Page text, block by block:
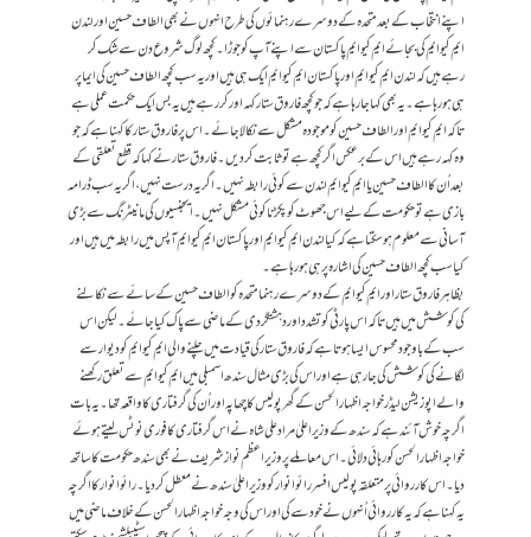
اپنے انتخاب کے بعد متحدہ کے دوسرے رہنمائوں کی طرح انہوں نے بھی الطاف حسین اور لندن
ایم کیو ایم کی بجائے ایم کیو ایم پاکستان سے اپنے آپ کو جوڑا۔ کچھ لوگ شروع دن سے شک کر
رہے ہیں کہ لندن ایم کیو ایم اور پاکستان ایم کیو ایم ایک ہی ہیں اور یہ سب کچھ الطاف حسین کی ایما پر
ہی ہو رہا ہے۔ یہ بھی کہا جا رہا ہے کہ جو کچھ فاروق ستار کہہ اور کر رہے ہیں یہ بس ایک حکمت عملی ہے
تا کہ ایم کیو ایم اور الطاف حسین کو موجودہ مشکل سے نکالا جائے۔اس پر فاروق ستار کا کہنا ہے کہ جو
وہ کہہ رہے ہیں اس کے برعکس اگر کچھ ہے تو ثابت کر دیں۔ فاروق ستار نے کہا کہ قطع تعلقی کے
بعد اُن کا الطاف حسین یا ایم کیو ایم لندن سے کوئی رابطہ نہیں۔ اگریہ درست نہیں، اگر یہ سب ڈرامہ
بازی ہے تو حکومت کے لیے اس جھوٹ کو پکڑنا کوئی مشکل نہیں۔ ایجنسیوں کی مانیٹرنگ سے بڑی
آسانی سے معلوم ہو سکتا ہے کہ کیا لندن ایم کیو ایم اور پاکستان ایم کیو ایم آپس میں رابطہ میں ہیں اور
کیا سب کچھ الطاف حسین کی اشارہ پر ہی ہو رہا ہے۔
بظاہرفاروق ستار اور ایم کیو ایم کے دوسرے رہنما متحدہ کو الطاف حسین کے سائے سے نکالنے
کی کوشش میں ہیں تا کہ اس پارٹی کو تشدد اور دہشتگردی کے ماضی سے پاک کیا جائے۔ لیکن اس
سب کے باوجود محسوس ایسا ہوتا ہے کہ فاروق ستار کی قیادت میں چلنے والی ایم کیو ایم کو دیوار سے
لگانے کی کوشش کی جا رہی ہے اور اس کی بڑی مثال سندھ اسمبلی میں ایم کیو ایم سے تعلق رکھنے
والے اپوزیشن لیڈر خواجہ اظہار الحسن کے گھر پولیس کا چھاپہ اور اُ ن کی گرفتاری کا واقعہ تھا۔ یہ بات
اگرچہ خوش آئند ہے کہ سندھ کے وزیر اعلیٰ مراد علی شاہ نے اس گرفتاری کا فوری نوٹس لیتے ہوئے
خواجہ اظہار الحسن کو رہائی دلائی۔ اس معاملے پر وزیر اعظم نواز شریف نے بھی سندھ حکومت کا ساتھ
دیا۔ اس کارروائی پر متعلقہ پولیس افسر رائو انوار کو وزیر اعلیٰ سندھ نے معطل کر دیا۔ رائو انوار کا اگرچہ
یہ کہنا ہے کہ یہ کارروائی اُنہوں نے خود سے کی اور اس کی وجہ خواجہ اظہار الحسن کے خلاف ماضی میں